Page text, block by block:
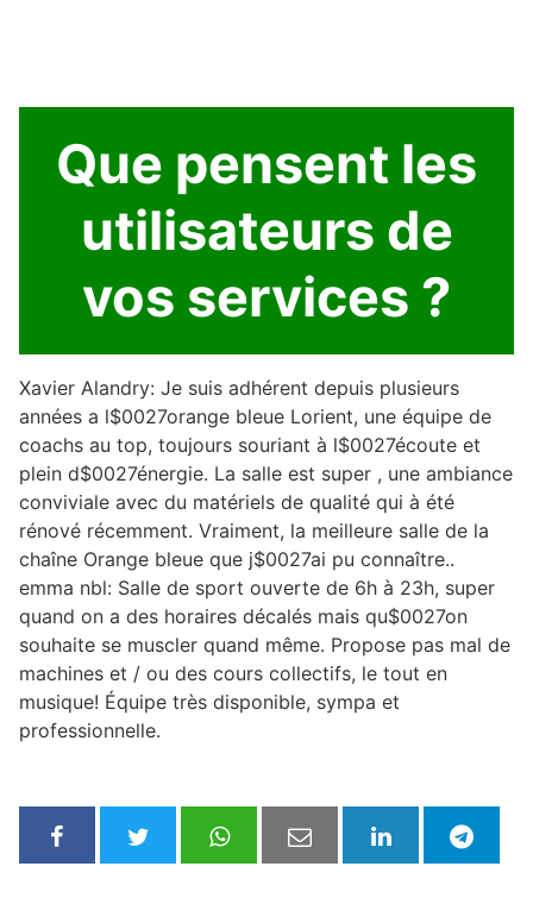
Que pensent les
utilisateurs de
vos services ?
Xavier Alandry: Je suis adhérent depuis plusieurs
années a l$0027orange bleue Lorient, une équipe de
coachs au top, toujours souriant à l$0027écoute et
plein d$0027énergie. La salle est super , une ambiance
conviviale avec du matériels de qualité qui à été
rénové récemment. Vraiment, la meilleure salle de la
chaîne Orange bleue que j$0027ai pu connaître..
emma nbl: Salle de sport ouverte de 6h à 23h, super
quand on a des horaires décalés mais qu$0027on
souhaite se muscler quand même. Propose pas mal de
machines et / ou des cours collectifs, le tout en
musique! Équipe très disponible, sympa et
professionnelle.